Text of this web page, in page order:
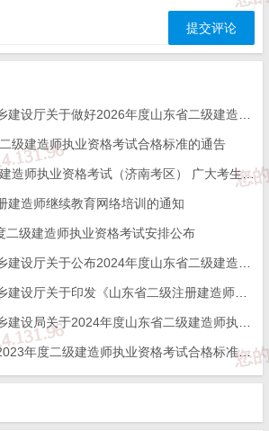
试，严禁用于商业或教学等用途。欢
件。
作者所有，本站仅供大家学习与参考，请
作商业用途或匿名转载，产生的一切后果
本站有侵害其合法权益的内容或作品，请
容所在的网址，并提供相关证明资料，
我们会第一时间给予处理；
仅提供给大家学习测试，请诸位用户使
用；
片资料允许您复制、转载和传播，转载
联系并注明来源；
立居（2li.xyz）、济南工程（微信公众
于做好2026年度山东省二级建造师执业资格考试有关工作的通知
级建造师执业资格考试合格标准的通告
师执业资格考试（济南考区） 广大考生的一封信
建造师继续教育网络培训的通知
二级建造师执业资格考试安排公布
于公布2024年度山东省二级建造师执业资格考试合格标准的通告
印发《山东省二级注册建造师继续教育实施办法（暂行）》的通知
2024年度山东省二级建造师执业资格考试济南考区考试报名的通知
年度二级建造师执业资格考试合格标准的公告